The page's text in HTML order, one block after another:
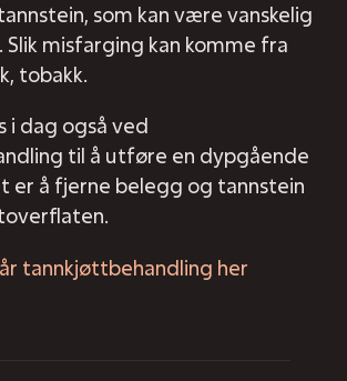
som kan være vanskelig
Slik misfarging kan komme fra
tobakk.
i dag også ved
til å utføre en dypgående
er å fjerne belegg og tannstein
tannkjøttbehandling her